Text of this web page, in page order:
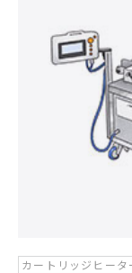
カートリッジヒータ